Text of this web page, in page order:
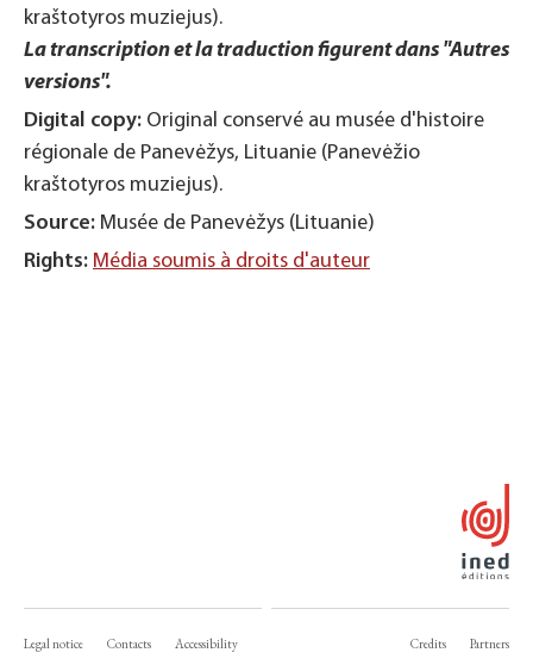
kraštotyros muziejus).
La transcription et la traduction figurent dans "Autres
versions".
Digital copy: Original conservé au musée d'histoire
régionale de Panevėžys, Lituanie (Panevėžio
kraštotyros muziejus).
Source: Musée de Panevėžys (Lituanie)
Rights: Média soumis à droits d'auteur
Legal notice Contacts Accessibility Credits Partners